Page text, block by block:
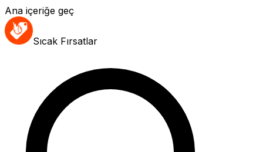
Ana içeriğe geç
Sıcak Fırsatlar